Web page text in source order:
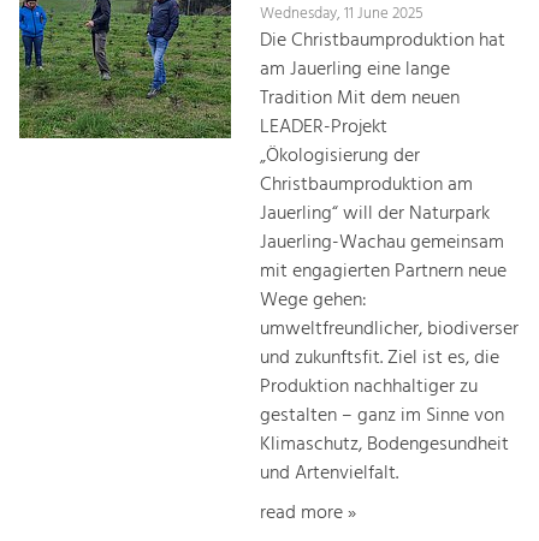
Social Affairs, Education
& Identity
Equality, Youth and Integration.
Climate Change, Public Transport and
Increase in Regional Value Added.
Wednesday, 11 June 2025
Die Christbaumproduktion hat
am Jauerling eine lange
Tradition Mit dem neuen
LEADER-Projekt
„Ökologisierung der
Christbaumproduktion am
Jauerling“ will der Naturpark
Jauerling-Wachau gemeinsam
mit engagierten Partnern neue
Wege gehen:
umweltfreundlicher, biodiverser
und zukunftsfit. Ziel ist es, die
Produktion nachhaltiger zu
gestalten – ganz im Sinne von
Klimaschutz, Bodengesundheit
und Artenvielfalt.
read more »